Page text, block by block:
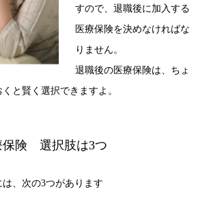
すので、退職後に加入する
医療保険を決めなければな
りません。
退職後の医療保険は、ちょ
と賢く選択できますよ。
保険 選択肢は3つ
、次の3つがあります